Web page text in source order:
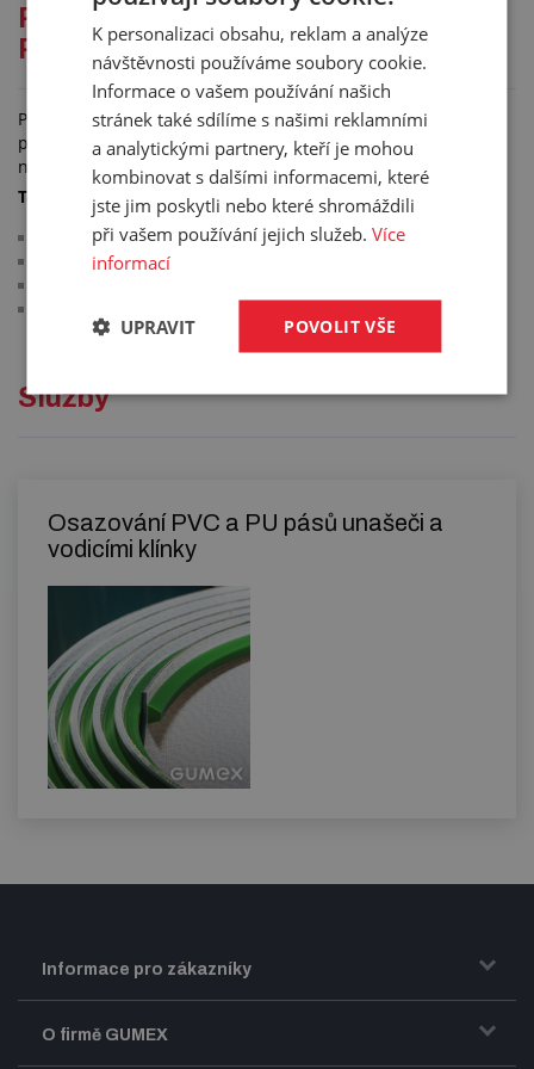
Podrobný popis pro: UNAŠEČ
PŘÍČNÝ PVC - ZELENÝ
Přímý PVC unašeč je určen pro všeobecné použití. Je
přizpůsoben pro lepení za studena, možno i tepelně navařit
na PVC pásy.
Technické parametry:
materiál: PVC
bez textilní vložky
Služby
Osazování PVC a PU pásů unašeči a
vodicími klínky
Informace pro zákazníky
Doprava a zasílání zboží
O firmě GUMEX
K personalizaci obsahu, reklam a analýze
návštěvnosti používáme soubory cookie.
Informace o vašem používání našich
stránek také sdílíme s našimi reklamními
a analytickými partnery, kteří je mohou
kombinovat s dalšími informacemi, které
jste jim poskytli nebo které shromáždili
při vašem používání jejich služeb.Více
informací
POVOLIT VŠE
UPRAVIT